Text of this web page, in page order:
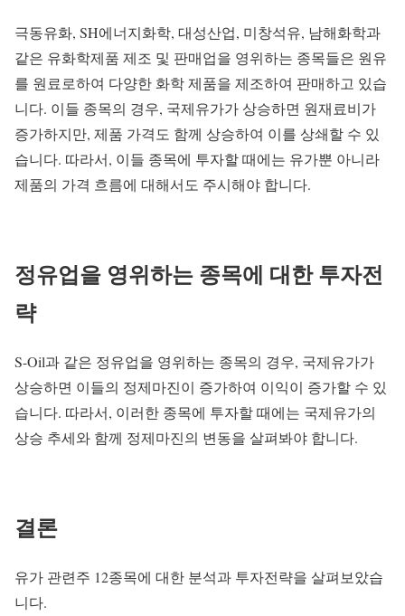
극동유화, SH에너지화학, 대성산업, 미창석유, 남해화학과
같은 유화학제품 제조 및 판매업을 영위하는 종목들은 원유
를 원료로하여 다양한 화학 제품을 제조하여 판매하고 있습
니다. 이들 종목의 경우, 국제유가가 상승하면 원재료비가
증가하지만, 제품 가격도 함께 상승하여 이를 상쇄할 수 있
습니다. 따라서, 이들 종목에 투자할 때에는 유가뿐 아니라
제품의 가격 흐름에 대해서도 주시해야 합니다.
정유업을 영위하는 종목에 대한 투자전
략
S-Oil과 같은 정유업을 영위하는 종목의 경우, 국제유가가
상승하면 이들의 정제마진이 증가하여 이익이 증가할 수 있
습니다. 따라서, 이러한 종목에 투자할 때에는 국제유가의
상승 추세와 함께 정제마진의 변동을 살펴봐야 합니다.
결론
유가 관련주 12종목에 대한 분석과 투자전략을 살펴보았습
니다.